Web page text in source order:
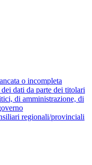
o incompleta
dati da parte dei titolari
di amministrazione, di
regionali/provinciali